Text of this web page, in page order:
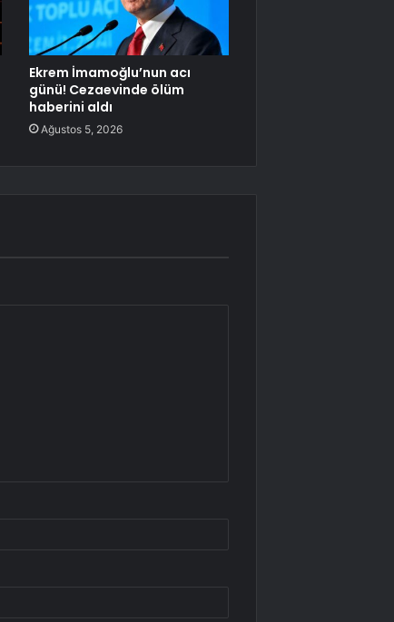
Ekrem İmamoğlu’nun acı
günü! Cezaevinde ölüm
haberini aldı
Ağustos 5, 2026